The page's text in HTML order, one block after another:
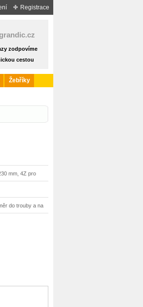
Registrace
zodpovíme
cestou
Žebříky
mm, 4Z pro
do trouby a na